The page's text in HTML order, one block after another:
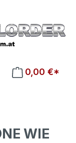
0 Produkte auf
0,00 €*
WIE